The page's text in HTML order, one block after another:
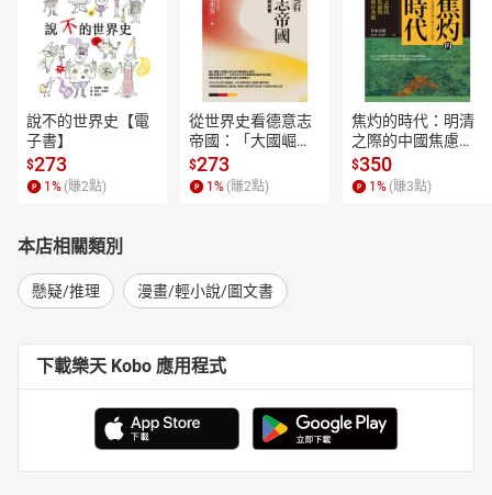
說不的世界史【電
子書】
$273
1 % (賺2點)
從世界史看德意志
帝國：「大國崛
起」的迷思與真實
【電子書】
$273
1 % (賺2點)
焦灼的時代：明清
之際的中國焦慮與
東亞秩序重組【電
子書】
$350
1 % (賺3點)
本店相關類別
懸疑/推理 漫畫/輕小說/圖文書
下載樂天 Kobo 應用程式